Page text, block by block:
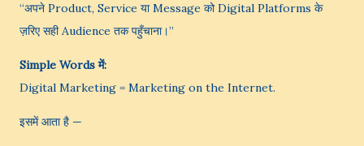
“अपने Product, Service या Message को Digital Platforms के
ज़रिए सही Audience तक पहुँचाना।”
Simple Words में:
Digital Marketing = Marketing on the Internet.
इसमें आता है —